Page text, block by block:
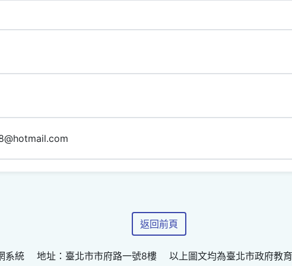
返回前頁
系統 地址：臺北市市府路一號8樓 以上圖文均為臺北市政府教